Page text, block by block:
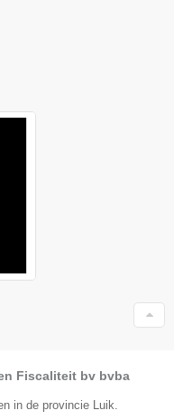
Fiscaliteit bv bvba
in de provincie Luik.